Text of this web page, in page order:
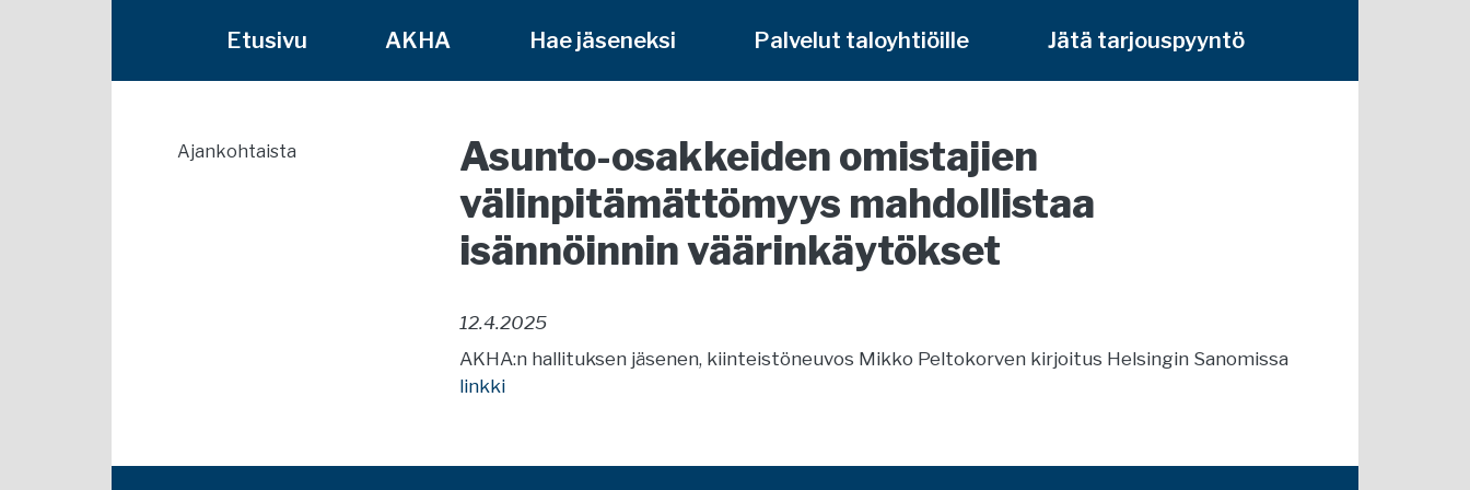
Etusivu AKHA Hae jäseneksi Palvelut taloyhtiöille Jätä tarjouspyyntö
Ajankohtaista
Asunto-osakkeiden omistajien
välinpitämättömyys mahdollistaa
isännöinnin väärinkäytökset
12.4.2025
AKHA:n hallituksen jäsenen, kiinteistöneuvos Mikko Peltokorven kirjoitus Helsingin Sanomissa
linkki